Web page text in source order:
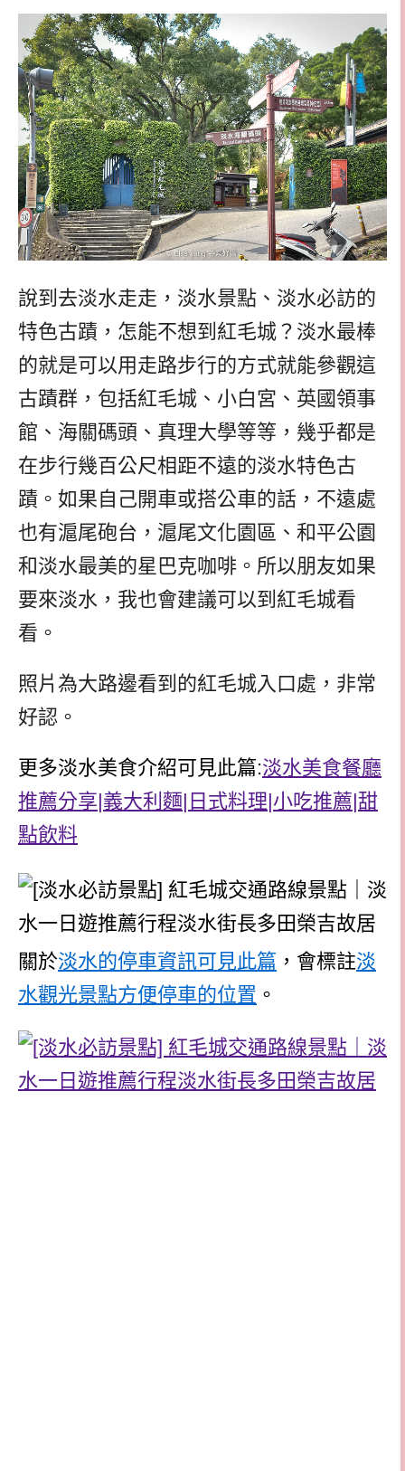
說到去淡水走走，淡水景點、淡水必訪的
特色古蹟，怎能不想到紅毛城？淡水最棒
的就是可以用走路步行的方式就能參觀這
古蹟群，包括紅毛城、小白宮、英國領事
館、海關碼頭、真理大學等等，幾乎都是
在步行幾百公尺相距不遠的淡水特色古
蹟。如果自己開車或搭公車的話，不遠處
也有滬尾砲台，滬尾文化園區、和平公園
和淡水最美的星巴克咖啡。所以朋友如果
要來淡水，我也會建議可以到紅毛城看
看。
照片為大路邊看到的紅毛城入口處，非常
好認。
更多淡水美食介紹可見此篇:淡水美食餐廳
推薦分享|義大利麵|日式料理|小吃推薦|甜
點飲料
關於淡水的停車資訊可見此篇 ，會標註淡
水觀光景點方便停車的位置 。